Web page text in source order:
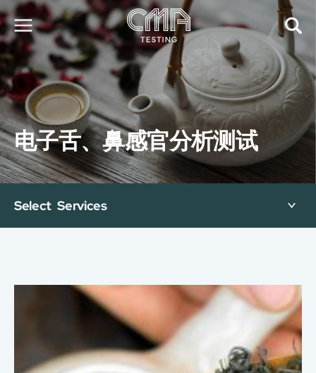
关于我们
我们的服务
最新消息
加入我们
环球支援
联络我们
服务申请
工厂服务预约
电子舌、鼻感官分析测试
Select Services